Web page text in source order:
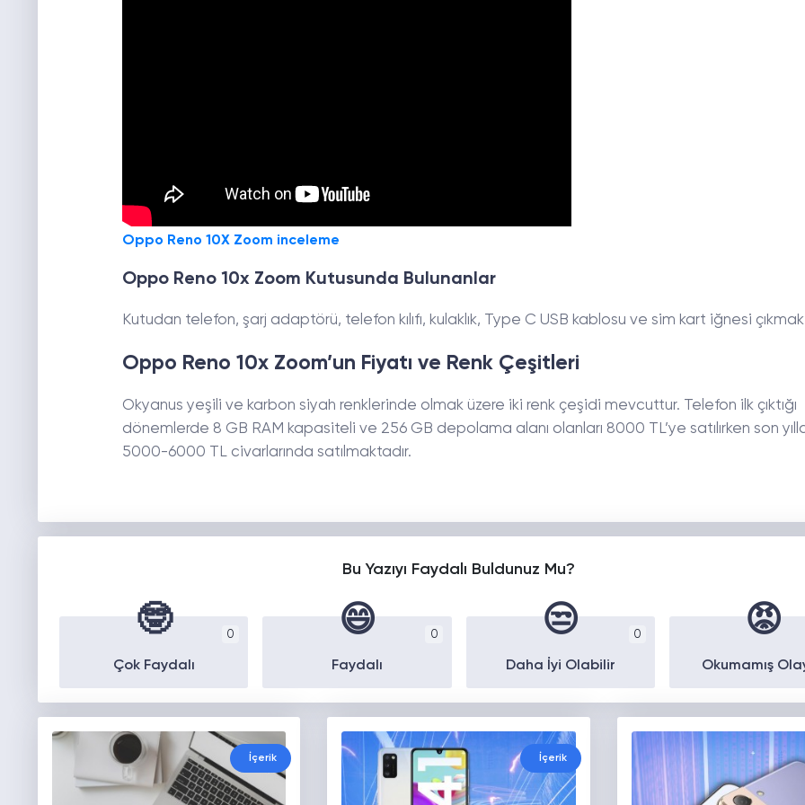
Oppo Reno 10X Zoom inceleme
Oppo Reno 10x Zoom Kutusunda Bulunanlar
Kutudan telefon, şarj adaptörü, telefon kılıfı, kulaklık, Type C USB kablosu ve sim kart iğnesi
Oppo Reno 10x Zoom’un Fiyatı ve Renk Çeşitleri
Okyanus yeşili ve karbon siyah renklerinde olmak üzere iki renk çeşidi mevcuttur. Telefon ilk çıktığı
dönemlerde 8 GB RAM kapasiteli ve 256 GB depolama alanı olanları 8000 TL’ye satılırken son
5000-6000 TL civarlarında satılmaktadır.
Bu Yazıyı Faydalı Buldunuz Mu?
0
🤓
Çok Faydalı
0
😄
Faydalı
0
😒
Daha İyi Olabilir
😡
Okumamış
İçerik İçerik